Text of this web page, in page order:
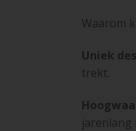
Waarom
Uniek
trekt.
jarenlang